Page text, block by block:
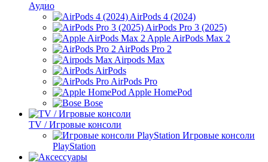
Аудио
AirPods 4 (2024)
AirPods Pro 3 (2025)
Apple AirPods Max 2
AirPods Pro 2
Airpods Max
AirPods
AirPods Pro
Apple HomePod
Bose
TV / Игровые консоли
Игровые консоли
PlayStation